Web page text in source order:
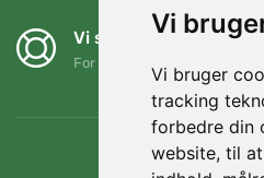
Vi
Vi bruger
tracking
forbedre din
website, til
Vi støtter Trees.org
For hver ordre planter vi et